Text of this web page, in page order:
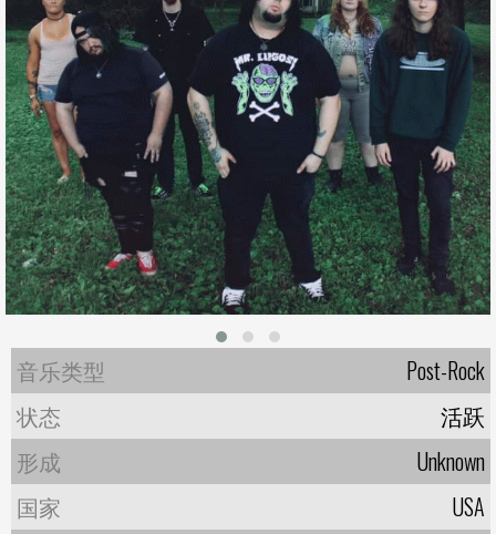
音乐类型
Post-Rock
状态
活跃
形成
Unknown
国家
USA